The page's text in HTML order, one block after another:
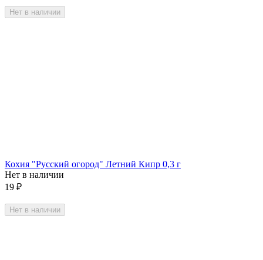
Нет в наличии
Кохия "Русский огород" Летний Кипр 0,3 г
Нет в наличии
19 ₽
Нет в наличии